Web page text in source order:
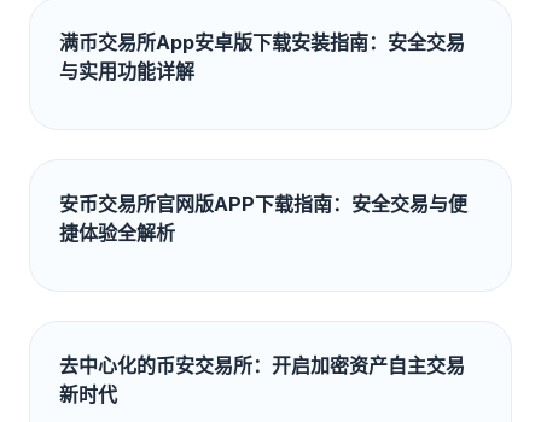
满币交易所App安卓版下载安装指南：安全交易
与实用功能详解
安币交易所官网版APP下载指南：安全交易与便
捷体验全解析
去中心化的币安交易所：开启加密资产自主交易
新时代